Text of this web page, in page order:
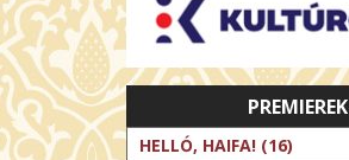
PREMIEREK
HELLÓ, HAIFA! (16)